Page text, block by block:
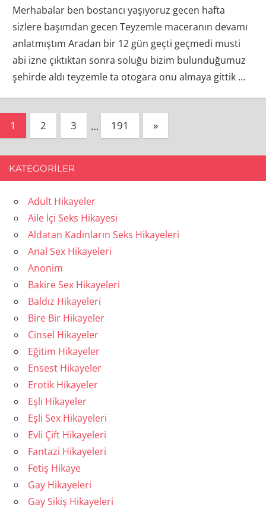
Merhabalar ben bostancı yaşıyoruz gecen hafta
sizlere başımdan gecen Teyzemle maceranın devamı
anlatmıştım Aradan bir 12 gün geçti geçmedi musti
abi izne çıktıktan sonra soluğu bizim bulunduğumuz
şehirde aldı teyzemle ta otogara onu almaya gittik …
Yazı
1 2 3 … 191
Next
Posts
»
KATEGORILER
Adult Hikayeler
Aile İçi Seks Hikayesi
Aldatan Kadınların Seks Hikayeleri
Anal Sex Hikayeleri
Anonim
Bakire Sex Hikayeleri
Baldız Hikayeleri
Bire Bir Hikayeler
Cinsel Hikayeler
Eğitim Hikayeler
Ensest Hikayeler
Erotik Hikayeler
Eşli Hikayeler
Eşli Sex Hikayeleri
Evli Çift Hikayeleri
Fantazi Hikayeleri
Fetiş Hikaye
Gay Hikayeleri
Gay Sikiş Hikayeleri